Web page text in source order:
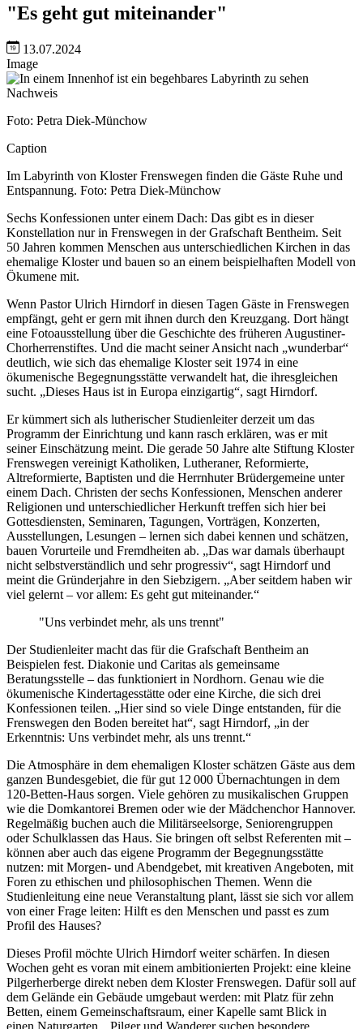
"Es geht gut miteinander"
13.07.2024
Image
Nachweis
Foto: Petra Diek-Münchow
Caption
Im Labyrinth von Kloster Frenswegen finden die Gäste Ruhe und
Entspannung. Foto: Petra Diek-Münchow
Sechs Konfessionen unter einem Dach: Das gibt es in dieser
Konstellation nur in Frenswegen in der Grafschaft Bentheim. Seit
50 Jahren kommen Menschen aus unterschiedlichen Kirchen in das
ehemalige Kloster und bauen so an einem beispielhaften Modell von
Ökumene mit.
Wenn Pastor Ulrich Hirndorf in diesen Tagen Gäste in Frenswegen
empfängt, geht er gern mit ihnen durch den Kreuzgang. Dort hängt
eine Fotoausstellung über die Geschichte des früheren Augustiner-
Chorherrenstiftes. Und die macht seiner Ansicht nach „wunderbar“
deutlich, wie sich das ehemalige Kloster seit 1974 in eine
ökumenische Begegnungsstätte verwandelt hat, die ihresgleichen
sucht. „Dieses Haus ist in Europa einzigartig“, sagt Hirndorf.
Er kümmert sich als lutherischer Studienleiter derzeit um das
Programm der Einrichtung und kann rasch erklären, was er mit
seiner Einschätzung meint. Die gerade 50 Jahre alte Stiftung Kloster
Frenswegen vereinigt Katholiken, Lutheraner, Reformierte,
Altreformierte, Baptisten und die Herrnhuter Brüdergemeine unter
einem Dach. Christen der sechs Konfessionen, Menschen anderer
Religionen und unterschiedlicher Herkunft treffen sich hier bei
Gottesdiensten, Seminaren, Tagungen, Vorträgen, Konzerten,
Ausstellungen, Lesungen – lernen sich dabei kennen und schätzen,
bauen Vorurteile und Fremdheiten ab. „Das war damals überhaupt
nicht selbstverständlich und sehr progressiv“, sagt Hirndorf und
meint die Gründerjahre in den Siebzigern. „Aber seitdem haben wir
viel gelernt – vor allem: Es geht gut miteinander.“
"Uns verbindet mehr, als uns trennt"
Der Studienleiter macht das für die Grafschaft Bentheim an
Beispielen fest. Diakonie und Caritas als gemeinsame
Beratungsstelle – das funktioniert in Nordhorn. Genau wie die
ökumenische Kindertagesstätte oder eine Kirche, die sich drei
Konfessionen teilen. „Hier sind so viele Dinge entstanden, für die
Frenswegen den Boden bereitet hat“, sagt Hirndorf, „in der
Erkenntnis: Uns verbindet mehr, als uns trennt.“
Die Atmosphäre in dem ehemaligen Kloster schätzen Gäste aus dem
ganzen Bundesgebiet, die für gut 12 000 Übernachtungen in dem
120-Betten-Haus sorgen. Viele gehören zu musikalischen Gruppen
wie die Domkantorei Bremen oder wie der Mädchenchor Hannover.
Regelmäßig buchen auch die Militärseelsorge, Seniorengruppen
oder Schulklassen das Haus. Sie bringen oft selbst Referenten mit –
können aber auch das eigene Programm der Begegnungsstätte
nutzen: mit Morgen- und Abendgebet, mit kreativen Angeboten, mit
Foren zu ethischen und philosophischen Themen. Wenn die
Studienleitung eine neue Veranstaltung plant, lässt sie sich vor allem
von einer Frage leiten: Hilft es den Menschen und passt es zum
Profil des Hauses?
Dieses Profil möchte Ulrich Hirndorf weiter schärfen. In diesen
Wochen geht es voran mit einem ambitionierten Projekt: eine kleine
Pilgerherberge direkt neben dem Kloster Frenswegen. Dafür soll auf
dem Gelände ein Gebäude umgebaut werden: mit Platz für zehn
Betten, einem Gemeinschaftsraum, einer Kapelle samt Blick in
einen Naturgarten. „Pilger und Wanderer suchen besondere,